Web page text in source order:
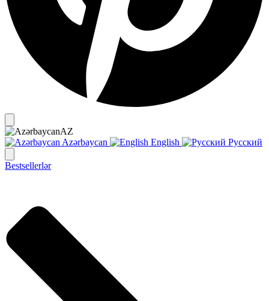
AZ
Azərbaycan
English Русский
Bestsellerlər